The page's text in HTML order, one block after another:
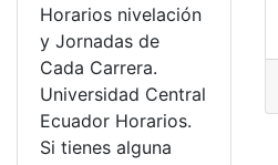
Horarios nivelación
y Jornadas de
Cada Carrera.
Universidad Central
Ecuador Horarios.
Si tienes alguna